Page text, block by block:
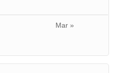
Mar »